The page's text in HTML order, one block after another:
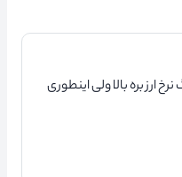
ارز بره بالا ولی اینطوری